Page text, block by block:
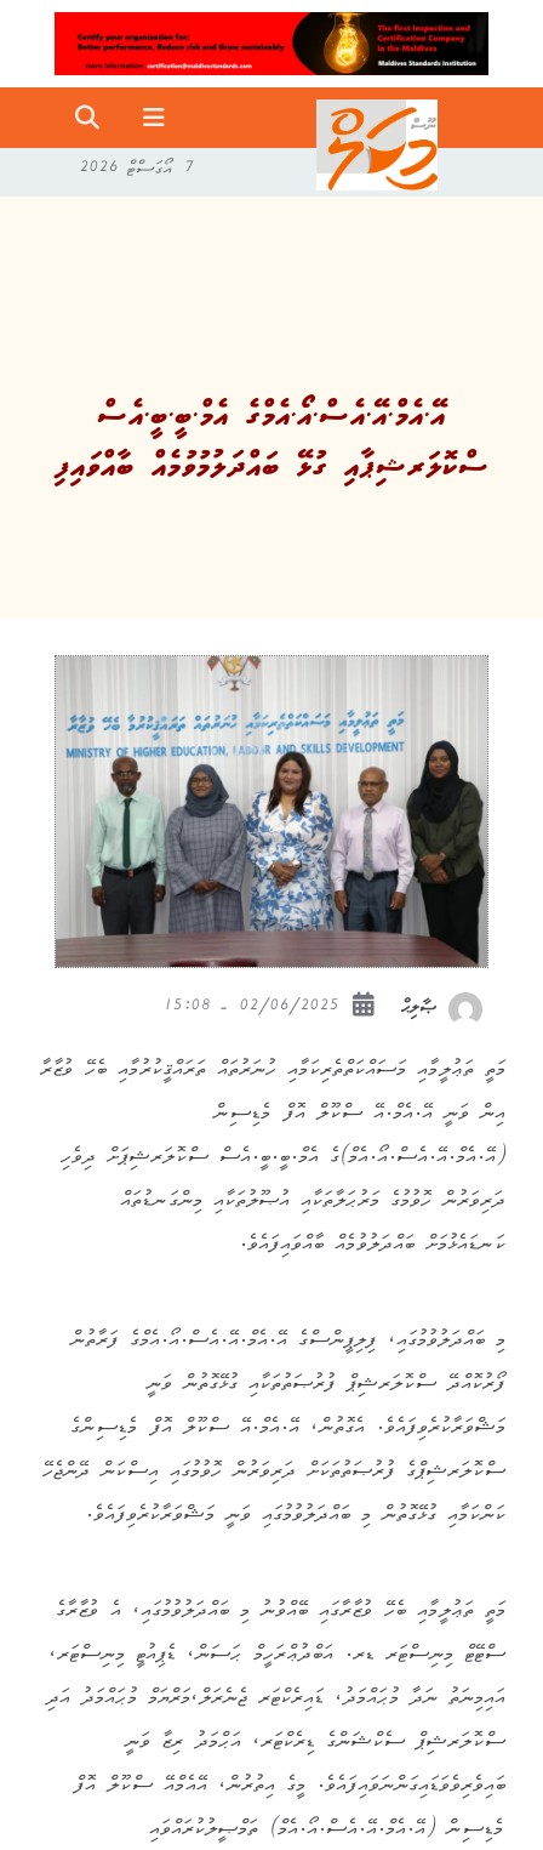
7 އޯގަސްޓް 2026
އޭ.އެމް.އޭ.އެސް.އޯ.އެމްގެ އެމް.ބީ.ބީ.އެސް
ސްކޮލަރޝިޕާއި ގުޅޭ ބައްދަލުމުވުމެއް ބާއްވައިފި
ޞާލިޙް
މަތީ ތަޢުލީމާއި މަސައްކަތްތެރިކަމާއި ހުނަރުތައް ތަރައްޤީކުރުމާއި ބެހޭ ވުޒާރާ
އިން ވަނީ އޭ.އެމް.އޭ ސްކޫލް އޮފް މެޑިސިން
(އޭ.އެމް.އޭ.އެސް.އޯ.އެމް)ގެ އެމް.ބީ.ބީ.އެސް ސްކޮލަރޝިޕަށް ދިވެހި
ދަރިވަރުން ހޮވުމުގެ މަރުޙަލާތަކާއި އުޞޫލުތަކާއި މިންގަނޑުތައް
ކަނޑައެޅުމަށް ބައްދަލުވުމެއް ބާއްވައިފައެވެ.
މި ބައްދަލުވުމުގައި، ފިލިޕީންސްގެ އޭ.އެމް.އޭ.އެސް.އޯ.އެމްގެ ފަރާތުން
ފޯރުކޮއްދޭ ސްކޮލަރޝިޕް ފުރުޞަތުތަކާއި ގުޅޭގޮތުން ވަނީ
މަޝްވަރާކުރެވިފައެވެ. އެގޮތުން، އޭ.އެމް.އޭ ސްކޫލް އޮފް މެޑިސިންގެ
ސްކޮލަރޝިޕްގެ ފުރުޞަތުތަކަށް ދަރިވަރުން ހޮވުމުގައި އިސްކަން ދޭންޖެހޭ
ކަންކަމާއި ގުޅޭގޮތުން މި ބައްދަލުވުމުގައި ވަނީ މަޝްވަރާކުރެވިފައެވެ.
މަތީ ތަޢުލީމާއި ބެހޭ ވުޒާރާގައި ބޭއްވުނު މި ބައްދަލުވުމުގައި، އެ ވުޒާރާގެ
ސްޓޭޓް މިނިސްޓަރ ޑރ. އަބްދުޢްރަހީމް ޙަސަން، ޑެޕިއުޓީ މިނިސްޓަރ،
އައިމިނަތު ނަދާ މުޙައްމަދު، ޑައިރެކްޓަރ ޖެނެރަލް،މަރްޔަމް މުޙައްމަދު އަދި
ސްކޮލަރޝިޕް ސެކްޝަންގެ ޑިރެކްޓަރ، އަޙްމަދު ރިޒާ ވަނީ
ބައިވެރިވެވަޑައިގަންނަވައިފައެވެ. މީގެ އިތުރުން، އޭއެމްއޭ ސްކޫލް އޮފް
މެޑިސިން (އޭ.އެމް.އޭ.އެސް.އޯ.އެމް) ތަމްޞީލުކުރައްވައި